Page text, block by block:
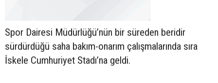
Spor Dairesi Müdürlüğü’nün bir süreden beridir
sürdürdüğü saha bakım-onarım çalışmalarında sıra
İskele Cumhuriyet Stadı’na geldi.